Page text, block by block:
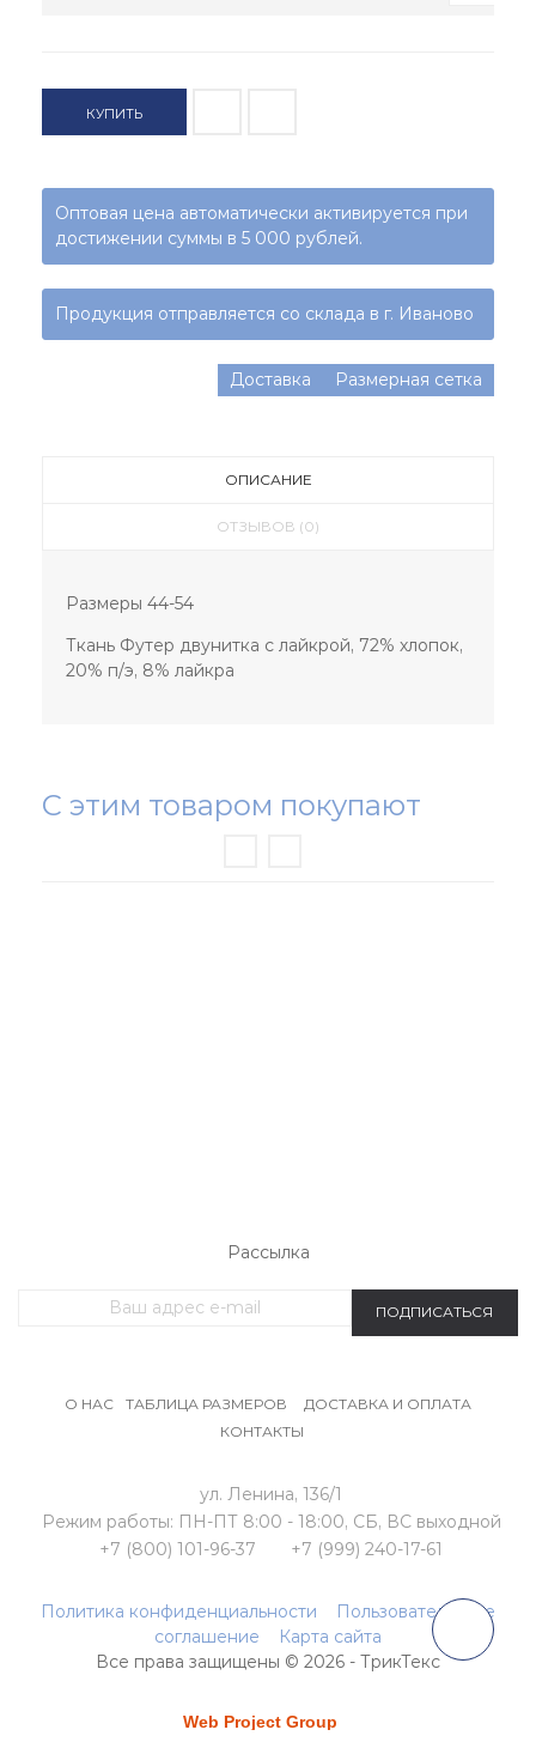
КУПИТЬ
Оптовая цена автоматически активируется при
достижении суммы в 5 000 рублей.
Продукция отправляется со склада в г. Иваново
Доставка Размерная сетка
ОПИСАНИЕ
ОТЗЫВОВ (0)
Размеры 44-54
Ткань Футер двунитка с лайкрой, 72% хлопок,
20% п/э, 8% лайкра
С этим товаром покупают
Рассылка
ПОДПИСАТЬСЯ
О НАС ТАБЛИЦА РАЗМЕРОВ
ДОСТАВКА И ОПЛАТА
КОНТАКТЫ
ул. Ленина, 136/1
Режим работы: ПН-ПТ 8:00 - 18:00, СБ, ВС выходной
+7 (800) 101-96-37
+7 (999) 240-17-61
Политика конфиденциальности
Пользовательское
соглашение
Карта сайта
Все права защищены © 2026 - ТрикТекс